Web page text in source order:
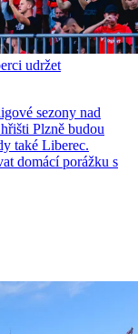
udržet
sezony nad
Plzně budou
také Liberec.
domácí porážku s